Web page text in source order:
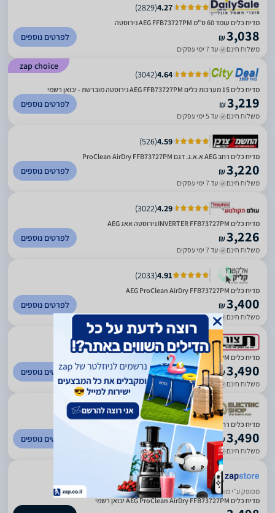
4.27
(
2829
)
מדיח כלים עומד 60 ס"מ AEG FFB73727PM נירוסטה
₪3,038
משלוח חינם עד 7 ימי עסקים
לפרטים נוספים
zap choice
4.64
(
3042
)
מדיח כלים 15 מערכות כלים AEG FFB73727PM נירוסטה מוברשת - יבואן רשמי
₪3,219
משלוח חינם עד 5 ימי עסקים
לפרטים נוספים
4.59
(
526
)
מדיח כלים רחב AEG א.א.ג. דגם ProClean AirDry FFB73727PM
₪3,220
משלוח חינם עד 7 ימי עסקים
לפרטים נוספים
4.29
(
3022
)
מדיח כלים INVERTER FFB73727PM נירוסטה אאג AEG
₪3,226
משלוח חינם עד 7 ימי עסקים
לפרטים נוספים
4.91
(
2033
)
מדיח כלים AEG ProClean AirDry FFB73727PM
₪3,400
משלוח חינם עד 7 ימי עסקים
לפרטים נוספים
5
(
9
)
מדיח כלים AEG ProClean AirDry FFB73727PM
₪3,490
משלוח חינם עד 7 ימי עסקים
לפרטים נוספים
4.9
(
481
)
מדיח כלים רחב AEG א.א.ג. ProClean AirDry FFB73727PM
₪3,490
משלוח חינם עד 7 ימי עסקים
לפרטים נוספים
ביטחון בשירות
מסופק ע״י מוכר חיצוני
מדיח כלים AEG ProClean AirDry FFB73727PM יבואן רשמי